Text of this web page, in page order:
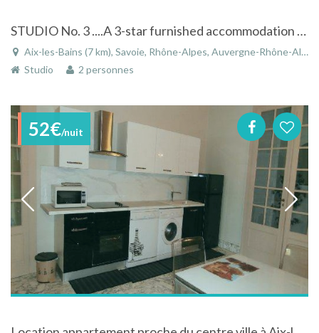
STUDIO No. 3 ....A 3-star furnished accommodation with gauranteed free parking
Aix-les-Bains (7 km), Savoie, Rhône-Alpes, Auvergne-Rhône-Alpes, France
Studio
2 personnes
52€/nuit